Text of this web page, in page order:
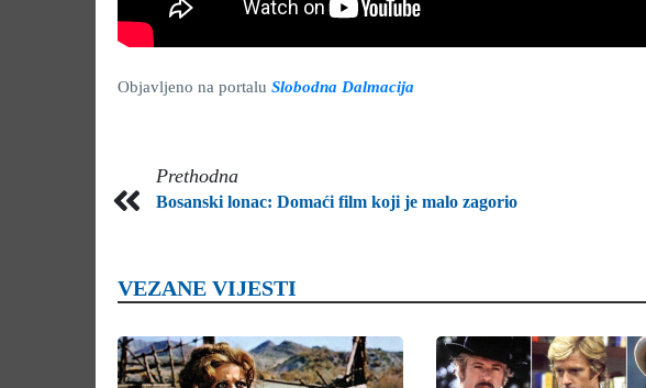
Objavljeno na portalu Slobodna Dalmacija
Prethodna
Bosanski lonac: Domaći film koji je malo zagorio
VEZANE VIJESTI